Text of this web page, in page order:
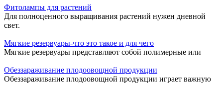
Фитолампы для растений
Для полноценного выращивания растений нужен дневной
свет.
Мягкие резервуары-что это такое и для чего
Мягкие резервуары представляют собой полимерные или
Обеззараживание плодоовощной продукции
Обеззараживание плодоовощной продукции играет важную